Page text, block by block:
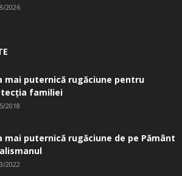
2026
mai puternică rugăciune pentru
familiei
2018
mai puternică rugăciune de pe Pământ
2022